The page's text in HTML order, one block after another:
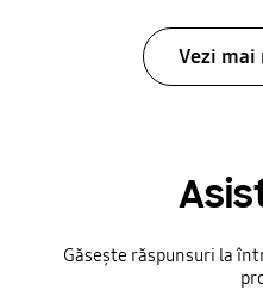
Vezi
Găsește răspunsuri la